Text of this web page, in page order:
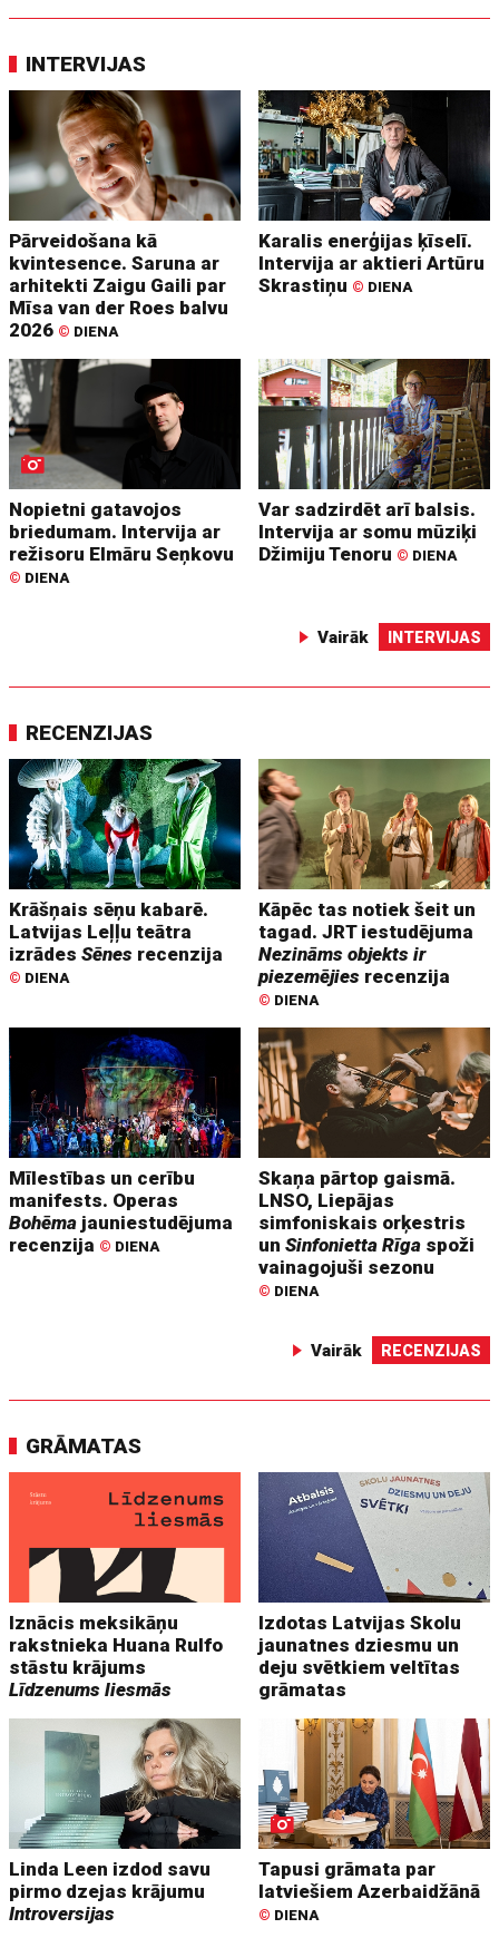
INTERVIJAS
Pārveidošana kā
kvintesence. Saruna ar
arhitekti Zaigu Gaili par
Mīsa van der Roes balvu
2026 © DIENA
Karalis enerģijas ķīselī.
Intervija ar aktieri Artūru
Skrastiņu © DIENA
Nopietni gatavojos
briedumam. Intervija ar
režisoru Elmāru Seņkovu
© DIENA
Var sadzirdēt arī balsis.
Intervija ar somu mūziķi
Džimiju Tenoru © DIENA
Vairāk INTERVIJAS
RECENZIJAS
Krāšņais sēņu kabarē.
Latvijas Leļļu teātra
izrādesSēnes recenzija
© DIENA
Kāpēc tas notiek šeit un
tagad. JRT iestudējuma
Nezināms objekts ir
piezemējies recenzija
© DIENA
Mīlestības un cerību
manifests. Operas
Bohēma jauniestudējuma
recenzija © DIENA
Skaņa pārtop gaismā.
LNSO, Liepājas
simfoniskais orķestris
unSinfonietta Rīga spoži
vainagojuši sezonu
© DIENA
Vairāk RECENZIJAS
GRĀMATAS
Iznācis meksikāņu
rakstnieka Huana Rulfo
stāstu krājums
Līdzenums liesmās
Izdotas Latvijas Skolu
jaunatnes dziesmu un
deju svētkiem veltītas
grāmatas
Linda Leen izdod savu
pirmo dzejas krājumu
Introversijas
Tapusi grāmata par
latviešiem Azerbaidžānā
© DIENA